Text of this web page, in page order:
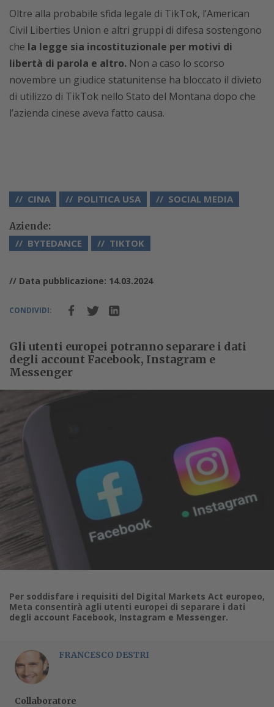
Oltre alla probabile sfida legale di TikTok, l’American
Civil Liberties Union e altri gruppi di difesa sostengono
che la legge sia incostituzionale per motivi di
libertà di parola e altro. Non a caso lo scorso
novembre un giudice statunitense ha bloccato il divieto
di utilizzo di TikTok nello Stato del Montana dopo che
l’azienda cinese aveva fatto causa.
CINA POLITICA USA SOCIAL MEDIA
Aziende:
BYTEDANCE TIKTOK
// Data pubblicazione: 14.03.2024
CONDIVIDI:
Gli utenti europei potranno separare i dati
degli account Facebook, Instagram e
Messenger
Per soddisfare i requisiti del Digital Markets Act europeo,
Meta consentirà agli utenti europei di separare i dati
degli account Facebook, Instagram e Messenger.
FRANCESCO DESTRI
Collaboratore